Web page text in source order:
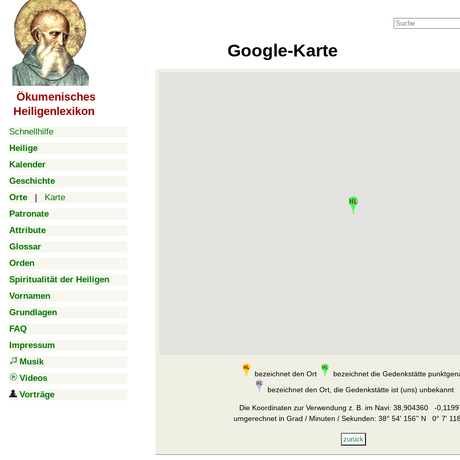
Ökumenisches
Heiligenlexikon
Schnellhilfe
Heilige
Kalender
Geschichte
Orte | Karte
Patronate
Attribute
Glossar
Orden
Spiritualität der Heiligen
Vornamen
Grundlagen
FAQ
Impressum
Musik
Videos
Vorträge
Google-Karte
bezeichnet den Ort
bezeichnet die Gedenkstätte
bezeichnet den Ort, die Gedenkstätte ist (uns) unbekannt
Die Koordinaten zur Verwendung z. B. im Navi: 38,904360 -
umgerechnet in Grad / Minuten / Sekunden: 38° 54' 156'' N 0° 7'